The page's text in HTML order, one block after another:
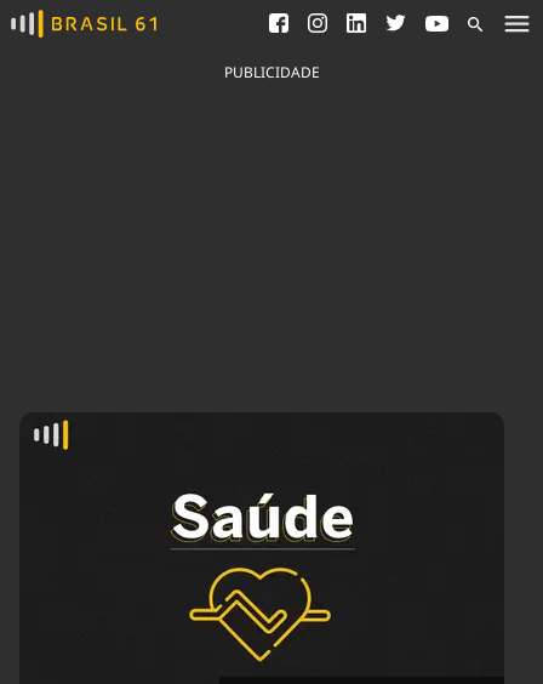
Ver todas as notícias
Saneamento
Indicadores
Agronegócios
Economia
Educação
Infraestrutura
Internacional
Política
Saúde
Tempo
PUBLICIDADE